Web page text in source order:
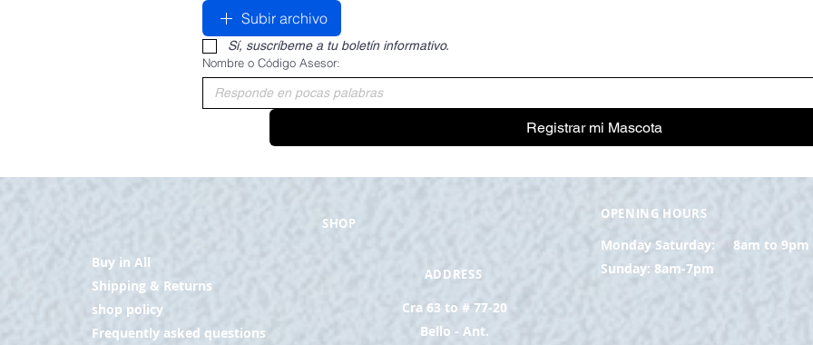
Subir archivo
Sí, suscríbeme a tu boletín informativo.
Nombre o Código Asesor:
Registrar mi Mascota
SHOP
Buy in All
Shipping & Returns
shop policy
Frequently asked questions
ADDRESS
Cra 63 to # 77-20
Bello - Ant.
OPENING HOURS
Monday Saturday:
8am to 9pm
Sunday: 8am-7pm